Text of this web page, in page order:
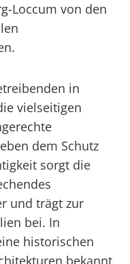
Loccum von den
in
vielseitigen
dem Schutz
sorgt die
und trägt zur
bei. In
historischen
bekannt